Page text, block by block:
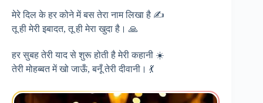
मेरे दिल के हर कोने में बस तेरा नाम लिखा है ✍️
तू ही मेरी इबादत, तू ही मेरा खुदा है। 🙏
हर सुबह तेरी याद से शुरू होती है मेरी कहानी ☀️
तेरी मोहब्बत में खो जाऊँ, बनूँ तेरी दीवानी। 💃